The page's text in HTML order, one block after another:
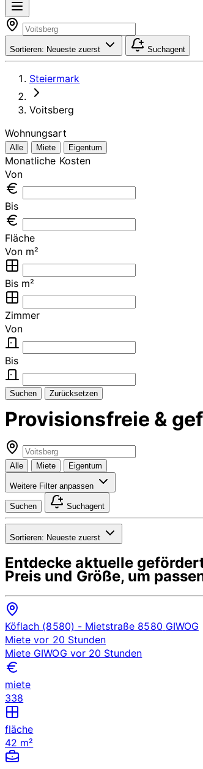
Sortieren: Neueste zuerst Suchagent
Steiermark
Voitsberg
Wohnungsart
Alle Miete Eigentum
Monatliche Kosten
Von
Bis
Fläche
Von m²
Bis m²
Zimmer
Von
Bis
Suchen Zurücksetzen
Provisionsfreie &
Alle Miete Eigentum
Weitere Filter anpassen
Suchen Suchagent
Sortieren: Neueste zuerst
Entdecke aktuelle
Preis und Größe, um
Köflach (8580) - Mietstraße 8580 GIWOG
Miete vor 20 Stunden
Miete GIWOG vor 20 Stunden
miete
338
fläche
42 m²